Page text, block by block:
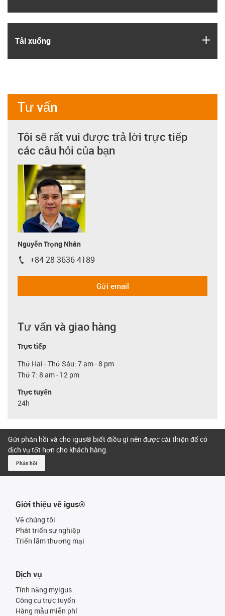
Tải xuống
Tư vấn
Tôi sẽ rất vui được trả lời trực tiếp
các câu hỏi của bạn
Nguyễn Trọng Nhân
igus-icon-phone
+84 28 3636 4189
Gửi email
Tư vấn và giao hàng
Trực tiếp
Thứ Hai - Thứ Sáu: 7 am - 8 pm
Thứ 7: 8 am - 12 pm
Trực tuyến
24h
Gửi phản hồi và cho igus® biết điều gì nên được cải thiện để có
dịch vụ tốt hơn cho khách hàng.
Phản hồi
Giới thiệu về igus®
Về chúng tôi
Phát triển sự nghiệp
Triển lãm thương mại
Dịch vụ
Tính năng myigus
Công cụ trực tuyến
Hàng mẫu miễn phí